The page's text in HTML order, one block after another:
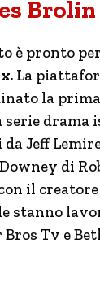
è pronto
La
la
serie drama
Jeff
di
il
stanno
Tv e